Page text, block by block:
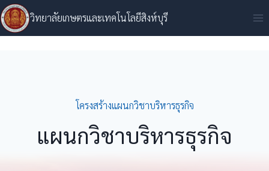
Skip
to
content
วิทยาลัยเกษตรและเทคโนโลยีสิงห์บุรี
โครงสร้างแผนกวิชาบริหารธุรกิจ
แผนกวิชาบริหารธุรกิจ